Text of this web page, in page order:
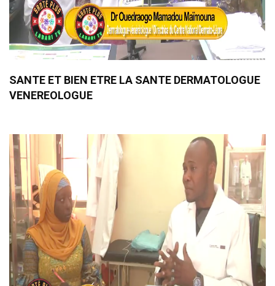
SANTE ET BIEN ETRE LA SANTE DERMATOLOGUE
VENEREOLOGUE